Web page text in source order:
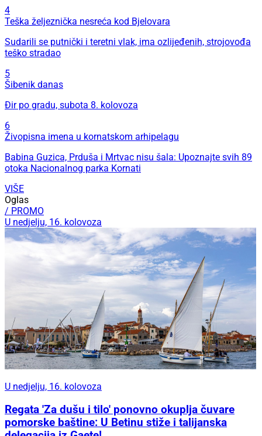
4
Teška željeznička nesreća kod Bjelovara
Sudarili se putnički i teretni vlak, ima ozlijeđenih, strojovođa
teško stradao
5
Šibenik danas
Đir po gradu, subota 8. kolovoza
6
Živopisna imena u kornatskom arhipelagu
Babina Guzica, Prduša i Mrtvac nisu šala: Upoznajte svih 89
otoka Nacionalnog parka Kornati
VIŠE
Oglas
/ PROMO
U nedjelju, 16. kolovoza
U nedjelju, 16. kolovoza
Regata 'Za dušu i tilo' ponovno okuplja čuvare
pomorske baštine: U Betinu stiže i talijanska